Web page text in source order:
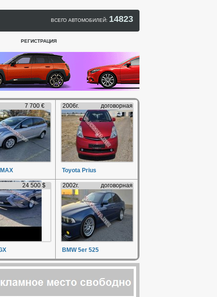
ВСЕГО АВТОМОБИЛЕЙ: 14823
РЕГИСТРАЦИЯ
7 700 € 2006г. договорная
Toyota Prius
24 500 $ 2002г. договорная
BMW 5er 525